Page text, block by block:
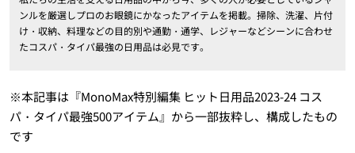
ンルを厳選しプロのお眼鏡にかなったアイテムを掲載。掃除、洗濯、片付
け・収納、料理などの目的別や通勤・通学、レジャーなどシーンに合わせ
たコスパ・タイパ最強の日用品は必見です。
※本記事は『MonoMax特別編集 ヒット日用品2023-24 コス
パ・タイパ最強500アイテム』から一部抜粋し、構成したもの
です